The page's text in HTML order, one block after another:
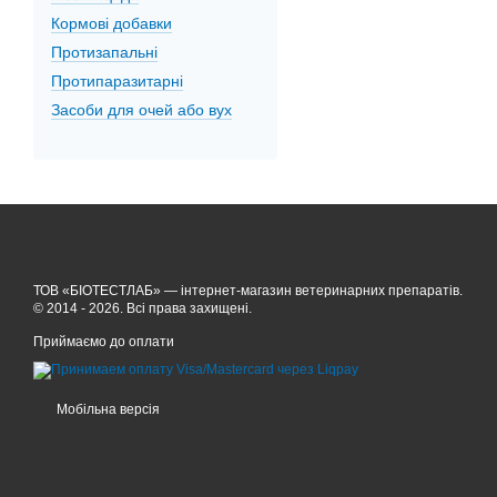
Кормові добавки
Протизапальні
Протипаразитарні
Засоби для очей або вух
ТОВ «БІОТЕСТЛАБ» — інтернет-магазин ветеринарних препаратів.
© 2014 - 2026. Всі права захищені.
Приймаємо до оплати
Мобільна версія